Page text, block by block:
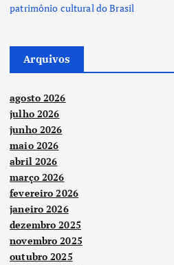
patrimônio cultural do Brasil
Arquivos
agosto 2026
julho 2026
junho 2026
maio 2026
abril 2026
março 2026
fevereiro 2026
janeiro 2026
dezembro 2025
novembro 2025
outubro 2025